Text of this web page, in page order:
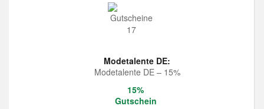
Modetalente DE:
Modetalente DE – 15%
15%
Gutschein